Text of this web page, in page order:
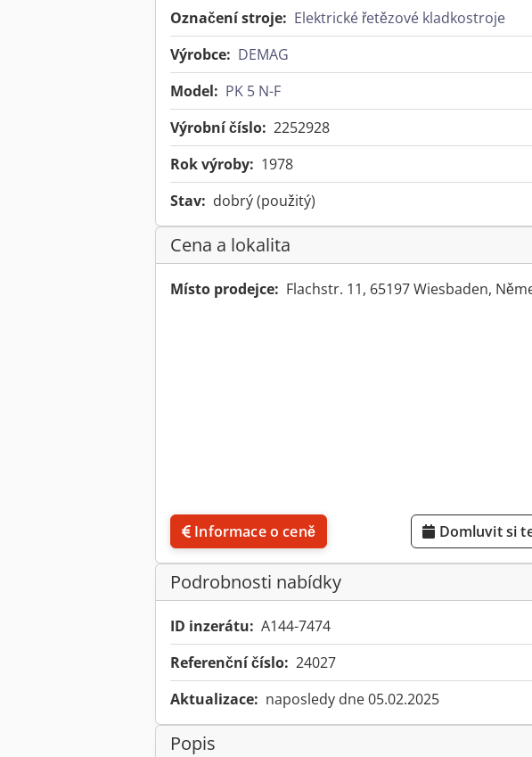
Označení stroje: Elektrické řetězové kladkostroje
Výrobce: DEMAG
Model: PK 5 N-F
Výrobní číslo: 2252928
Rok výroby: 1978
Stav: dobrý (použitý)
Cena a lokalita
Místo prodejce: Flachstr. 11, 65197 Wiesbaden,
Informace o ceně Domluvit si
Podrobnosti nabídky
ID inzerátu: A144-7474
Referenční číslo: 24027
Aktualizace: naposledy dne 05.02.2025
Popis